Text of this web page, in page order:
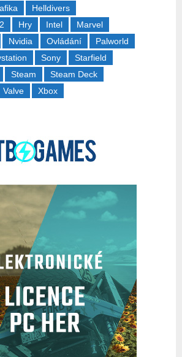
Helldivers
Hry Intel
Marvel
Nvidia Ovládání
Palworld
Sony
Starfield
Steam
Steam Deck
Valve Xbox